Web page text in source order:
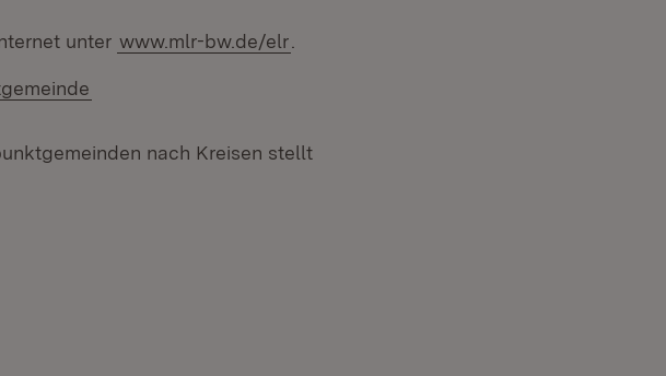
unter www.mlr-bw.de/elr
nach Kreisen stellt